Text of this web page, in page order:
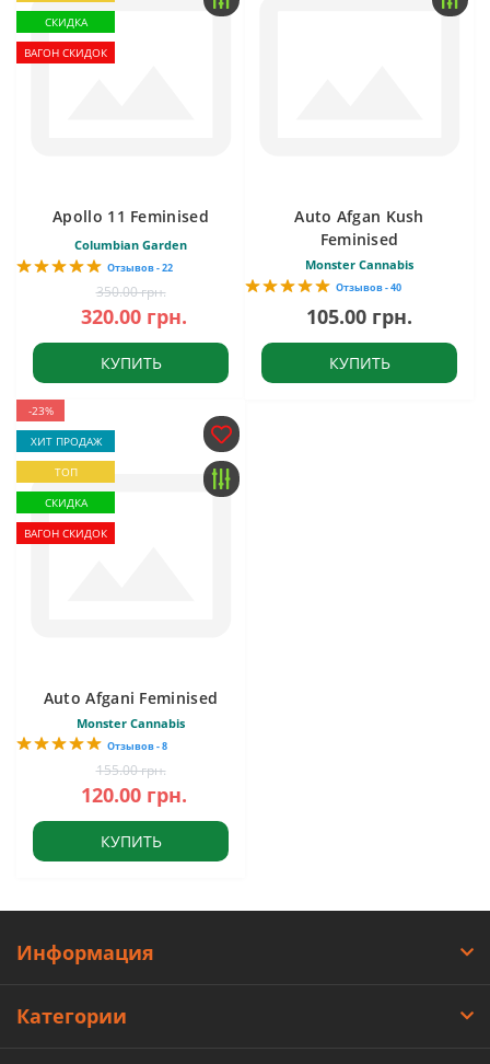
СКИДКА
ВАГОН СКИДОК
Apollo 11 Feminised
Columbian Garden
Отзывов - 22
350.00 грн.
320.00 грн.
КУПИТЬ
Auto Afgan Kush
Feminised
Monster Cannabis
Отзывов - 40
105.00 грн.
КУПИТЬ
-23%
ХИТ ПРОДАЖ
ТОП
СКИДКА
ВАГОН СКИДОК
Auto Afgani Feminised
Monster Cannabis
Отзывов - 8
155.00 грн.
120.00 грн.
КУПИТЬ
Информация
Категории